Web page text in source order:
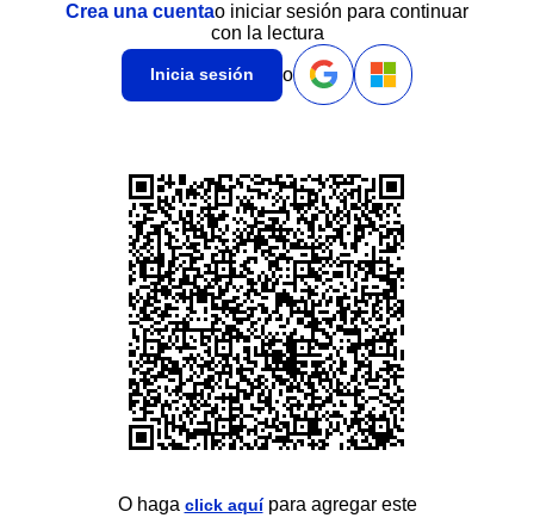
Crea una cuentao iniciar sesión para continuar
con la lectura
Inicia sesión o
O haga click aquípara agregar este